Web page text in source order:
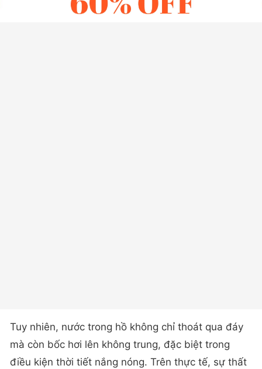
Tuy nhiên, nước trong hồ không chỉ thoát qua đáy
mà còn bốc hơi lên không trung, đặc biệt trong
điều kiện thời tiết nắng nóng. Trên thực tế, sự thất